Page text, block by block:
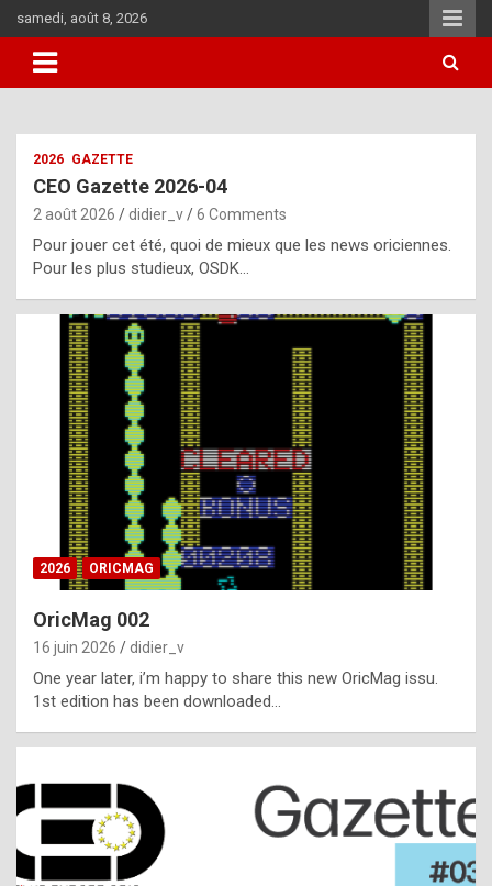
to
content
samedi, août 8, 2026
i
u
l
y
d
i
ff
i
l
t
t
s
2026 GAZETTE
CEO Gazette 2026-04
2 août 2026 didier_v 6 Comments
Pour jouer cet été, quoi de mieux que les news oriciennes.
Pour les plus studieux, OSDK…
2026 ORICMAG
OricMag 002
16 juin 2026 didier_v
One year later, i’m happy to share this new OricMag issu.
1st edition has been downloaded…